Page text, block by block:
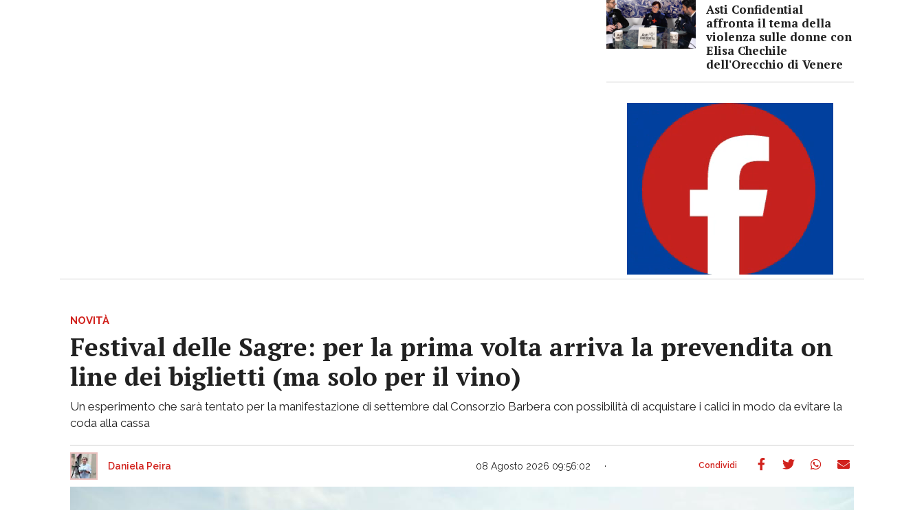
Asti Confidential
affronta il tema della
violenza sulle donne con
Elisa Chechile
dell'Orecchio di Venere
NOVITÀ
Festival delle Sagre: per la prima volta arriva la prevendita on
line dei biglietti (ma solo per il vino)
Un esperimento che sarà tentato per la manifestazione di settembre dal Consorzio Barbera con possibilità di acquistare i calici in modo da evitare la
coda alla cassa
Daniela Peira 08 Agosto 2026 09:56:02